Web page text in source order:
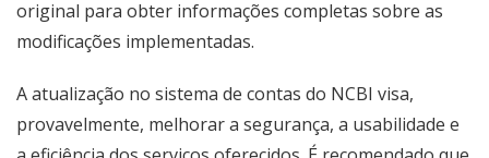
original para obter informações completas sobre as
modificações implementadas.
A atualização no sistema de contas do NCBI visa,
provavelmente, melhorar a segurança, a usabilidade e